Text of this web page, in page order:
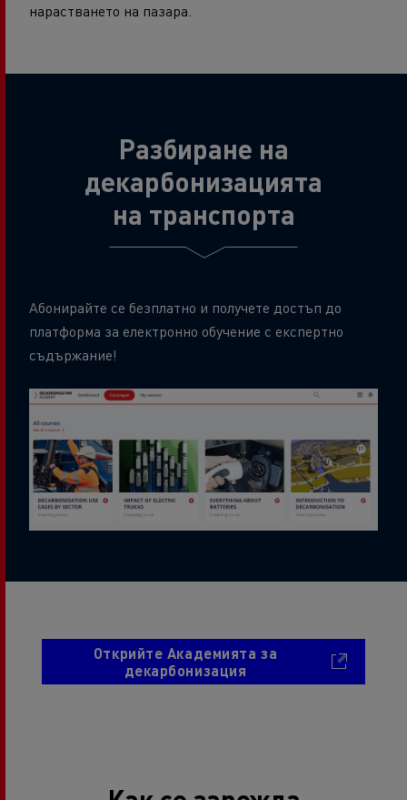
нарастването на пазара.
Разбиране на
декарбонизацията
на транспорта
Абонирайте се безплатно и получете достъп до
платформа за електронно обучение с експертно
съдържание!
Открийте Академията за
декарбонизация